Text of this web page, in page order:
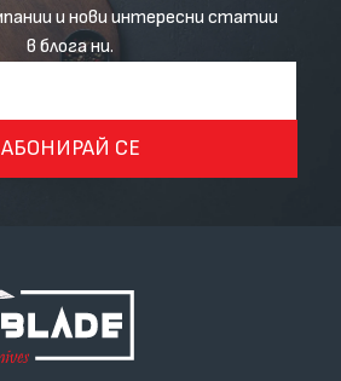
и нови интересни статии
в блога ни.
АБОНИРАЙ СЕ